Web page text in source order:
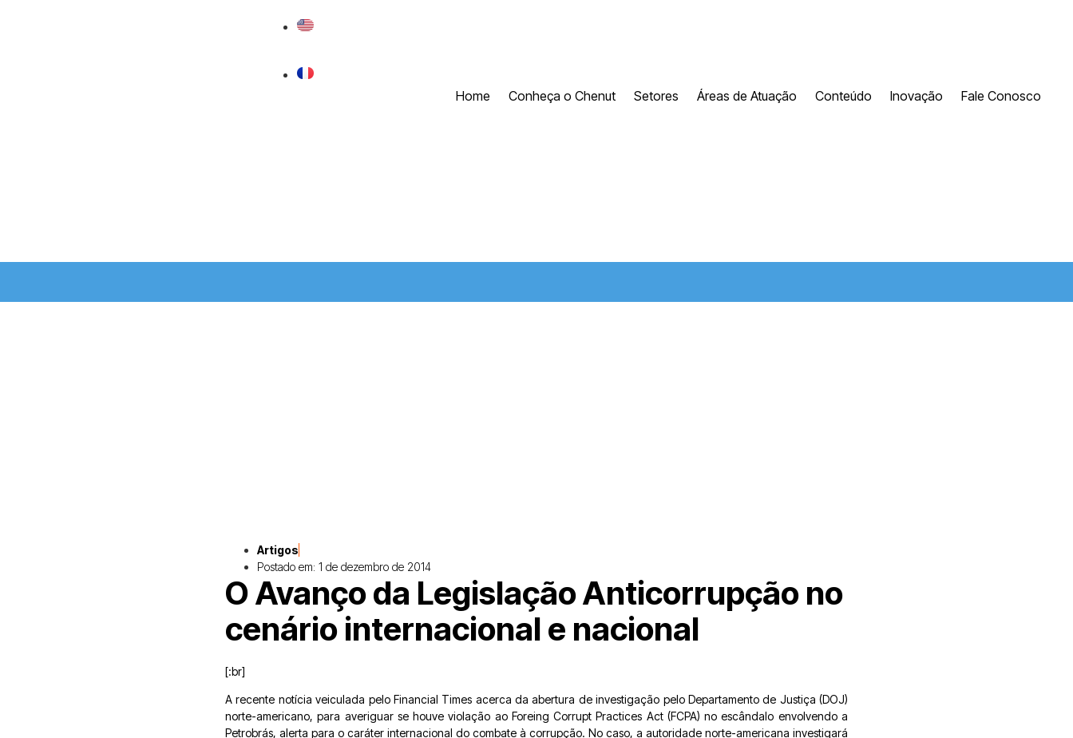
Home Conheça o Chenut Setores Áreas de Atuação Conteúdo Inovação Fale Conosco
Artigos
Postado em: 1 de dezembro de 2014
O Avanço da Legislação Anticorrupção no
cenário internacional e nacional
[:br]
A recente notícia veiculada pelo Financial Times acerca da abertura de investigação pelo Departamento de Justiça (DOJ)
norte-americano, para averiguar se houve violação ao Foreing Corrupt Practices Act (FCPA) no escândalo envolvendo a
Petrobrás, alerta para o caráter internacional do combate à corrupção. No caso, a autoridade norte-americana investigará